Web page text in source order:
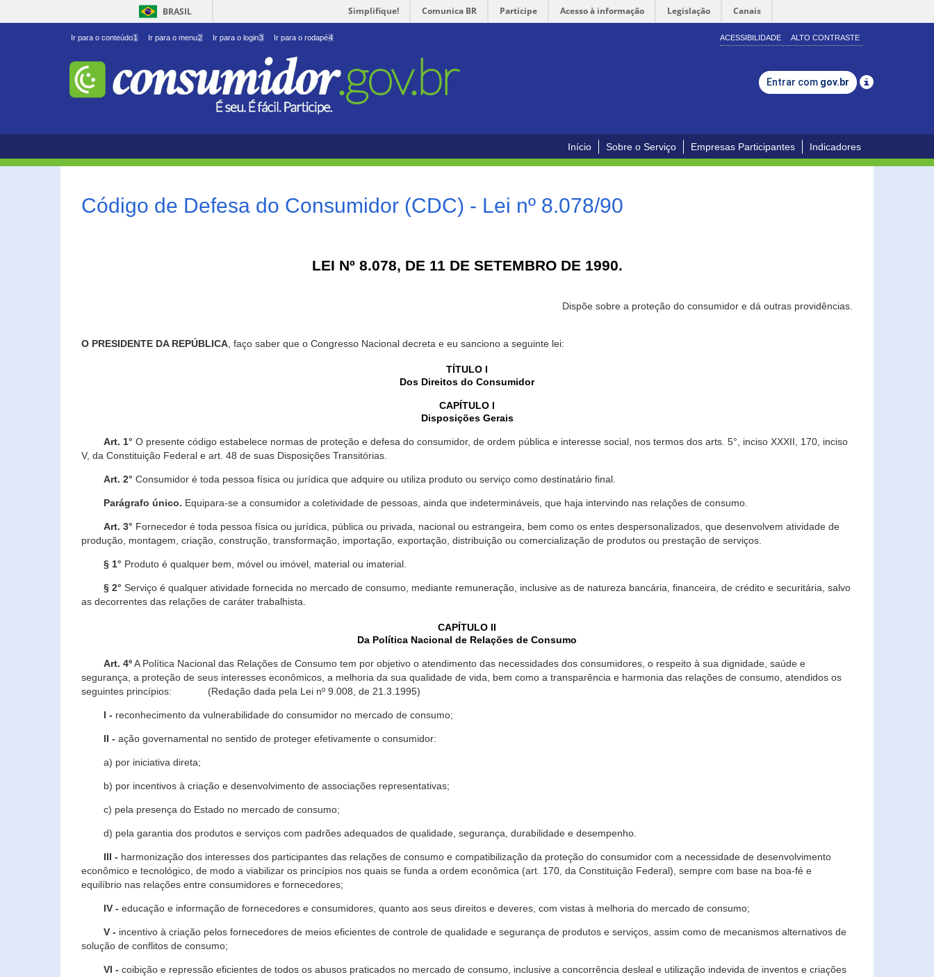
BRASIL Simplifique! Comunica BR Participe Acesso à informação Legislação Canais
Ir para o conteúdo1 Ir para o menu2 Ir para o login3 Ir para o rodapé4 ACESSIBILIDADE ALTO CONTRASTE
Entrar com gov.br
Início Sobre o Serviço Empresas Participantes Indicadores
Código de Defesa do Consumidor (CDC) - Lei nº 8.078/90
LEI Nº 8.078, DE 11 DE SETEMBRO DE 1990.
Dispõe sobre a proteção do consumidor e dá outras providências.
O PRESIDENTE DA REPÚBLICA, faço saber que o Congresso Nacional decreta e eu sanciono a seguinte lei:
TÍTULO I
Dos Direitos do Consumidor
CAPÍTULO I
Disposições Gerais
Art. 1° O presente código estabelece normas de proteção e defesa do consumidor, de ordem pública e interesse social, nos termos dos arts. 5°, inciso XXXII, 170, inciso
V, da Constituição Federal e art. 48 de suas Disposições Transitórias.
Art. 2° Consumidor é toda pessoa física ou jurídica que adquire ou utiliza produto ou serviço como destinatário final.
Parágrafo único. Equipara-se a consumidor a coletividade de pessoas, ainda que indetermináveis, que haja intervindo nas relações de consumo.
Art. 3° Fornecedor é toda pessoa física ou jurídica, pública ou privada, nacional ou estrangeira, bem como os entes despersonalizados, que desenvolvem atividade de
produção, montagem, criação, construção, transformação, importação, exportação, distribuição ou comercialização de produtos ou prestação de serviços.
§ 1° Produto é qualquer bem, móvel ou imóvel, material ou imaterial.
§ 2° Serviço é qualquer atividade fornecida no mercado de consumo, mediante remuneração, inclusive as de natureza bancária, financeira, de crédito e securitária, salvo
as decorrentes das relações de caráter trabalhista.
CAPÍTULO II
Da Política Nacional de Relações de Consumo
Art. 4ºA Política Nacional das Relações de Consumo tem por objetivo o atendimento das necessidades dos consumidores, o respeito à sua dignidade, saúde e
segurança, a proteção de seus interesses econômicos, a melhoria da sua qualidade de vida, bem como a transparência e harmonia das relações de consumo, atendidos os
seguintes princípios: (Redação dada pela Lei nº 9.008, de 21.3.1995)
I - reconhecimento da vulnerabilidade do consumidor no mercado de consumo;
II - ação governamental no sentido de proteger efetivamente o consumidor:
a) por iniciativa direta;
b) por incentivos à criação e desenvolvimento de associações representativas;
c) pela presença do Estado no mercado de consumo;
d) pela garantia dos produtos e serviços com padrões adequados de qualidade, segurança, durabilidade e desempenho.
III - harmonização dos interesses dos participantes das relações de consumo e compatibilização da proteção do consumidor com a necessidade de desenvolvimento
econômico e tecnológico, de modo a viabilizar os princípios nos quais se funda a ordem econômica (art. 170, da Constituição Federal), sempre com base na boa-fé e
equilíbrio nas relações entre consumidores e fornecedores;
IV - educação e informação de fornecedores e consumidores, quanto aos seus direitos e deveres, com vistas à melhoria do mercado de consumo;
V - incentivo à criação pelos fornecedores de meios eficientes de controle de qualidade e segurança de produtos e serviços, assim como de mecanismos alternativos de
solução de conflitos de consumo;
VI - coibição e repressão eficientes de todos os abusos praticados no mercado de consumo, inclusive a concorrência desleal e utilização indevida de inventos e criações